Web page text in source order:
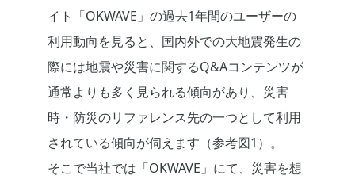
イト「OKWAVE」の過去1年間のユーザーの
利用動向を見ると、国内外での大地震発生の
際には地震や災害に関するQ&Aコンテンツが
通常よりも多く見られる傾向があり、災害
時・防災のリファレンス先の一つとして利用
されている傾向が伺えます（参考図1）。
そこで当社では「OKWAVE」にて、災害を想